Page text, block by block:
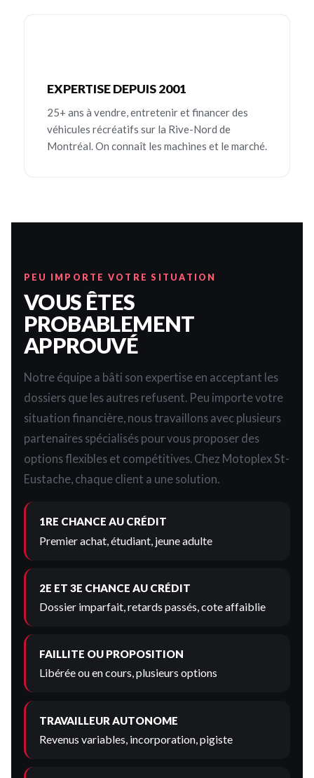
EXPERTISE DEPUIS 2001
25+ ans à vendre, entretenir et financer des
véhicules récréatifs sur la Rive-Nord de
Montréal. On connaît les machines et le marché.
PEU IMPORTE VOTRE SITUATION
VOUS ÊTES
PROBABLEMENT
APPROUVÉ
Notre équipe a bâti son expertise en acceptant les
dossiers que les autres refusent. Peu importe votre
situation financière, nous travaillons avec plusieurs
partenaires spécialisés pour vous proposer des
options flexibles et compétitives. Chez Motoplex St-
Eustache, chaque client a une solution.
1RE CHANCE AU CRÉDIT
Premier achat, étudiant, jeune adulte
2E ET 3E CHANCE AU CRÉDIT
Dossier imparfait, retards passés, cote affaiblie
FAILLITE OU PROPOSITION
Libérée ou en cours, plusieurs options
TRAVAILLEUR AUTONOME
Revenus variables, incorporation, pigiste